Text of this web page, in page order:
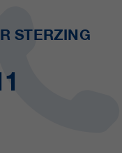
STERZING